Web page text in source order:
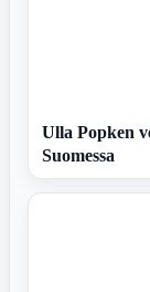
Ulla Popken
Suomessa